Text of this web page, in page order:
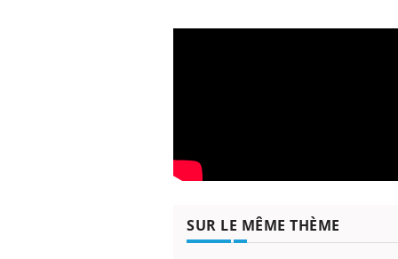
SUR LE MÊME THÈME